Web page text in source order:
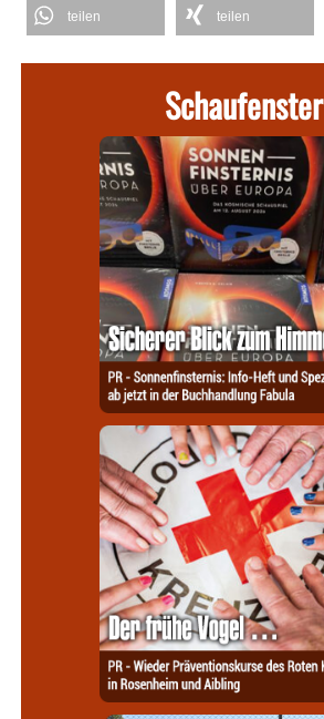
teilen teilen
Schaufenster